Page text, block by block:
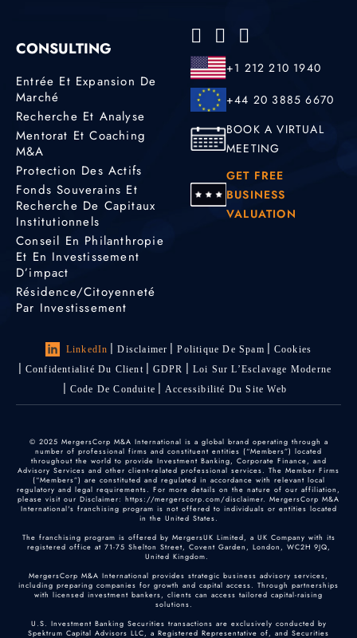
CONSULTING
Entrée Et Expansion De
Marché
Recherche Et Analyse
Mentorat Et Coaching
M&A
Protection Des Actifs
Fonds Souverains Et
Recherche De Capitaux
Institutionnels
Conseil En Philanthropie
Et En Investissement
D’impact
Résidence/citoyenneté
Par Investissement
+1 212 210 1940
+44 20 3885 6670
BOOK A VIRTUAL
MEETING
GET FREE
BUSINESS
VALUATION
LinkedIn Disclaimer Politique De Spam
Cookies
Confidentialité Du Client
GDPR
Loi Sur L’Esclavage Moderne
Code De Conduite
Accessibilité Du Site Web
© 2025 MergersCorp M&A International is a global brand operating through a
number of professional firms and constituent entities (“Members”) located
throughout the world to provide Investment Banking, Corporate Finance, and
Advisory Services and other client-related professional services. The Member Firms
(“Members”) are constituted and regulated in accordance with relevant local
regulatory and legal requirements. For more details on the nature of our affiliation,
please visit our Disclaimer: https://mergerscorp.com/disclaimer. MergersCorp M&A
International's franchising program is not offered to individuals or entities located
in the United States.
The franchising program is offered by MergersUK Limited, a UK Company with its
registered office at 71-75 Shelton Street, Covent Garden, London, WC2H 9JQ,
United Kingdom.
MergersCorp M&A International provides strategic business advisory services,
including preparing companies for growth and capital access. Through partnerships
with licensed investment bankers, clients can access tailored capital-raising
solutions.
U.S. Investment Banking Securities transactions are exclusively conducted by
Spektrum Capital Advisors LLC, a Registered Representative of, and Securities